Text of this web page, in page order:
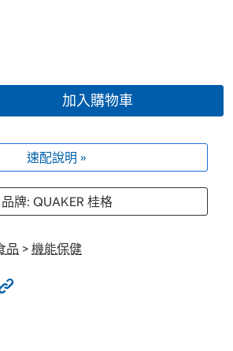
加入購物車
速配說明 »
品牌: QUAKER 桂格
品 > 機能保健